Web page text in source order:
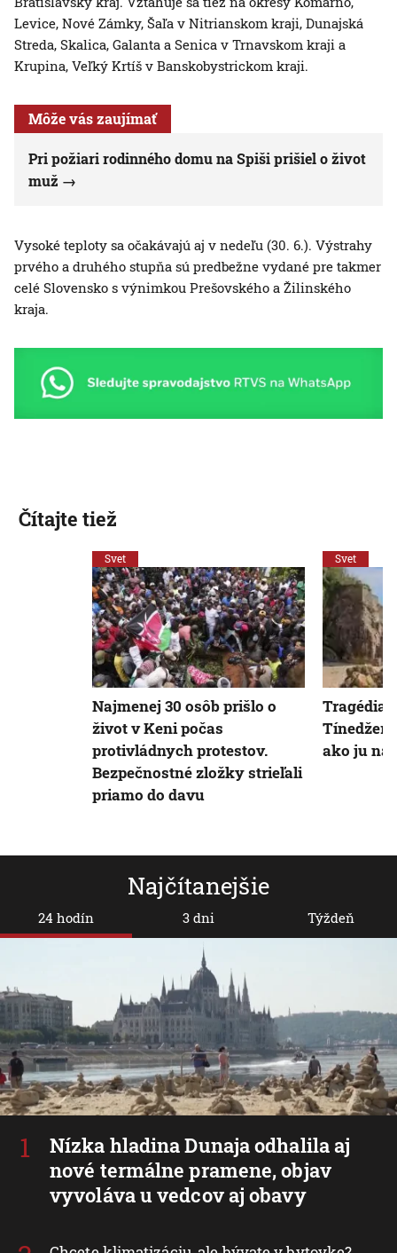
Levice, Nové Zámky, Šaľa v Nitrianskom kraji, Dunajská
Streda, Skalica, Galanta a Senica v Trnavskom kraji a
Krupina, Veľký Krtíš v Banskobystrickom kraji.
Môže vás zaujímať
Pri požiari rodinného domu na Spiši prišiel o život
muž
Vysoké teploty sa očakávajú aj v nedeľu (30. 6.). Výstrahy
prvého a druhého stupňa sú predbežne vydané pre takmer
celé Slovensko s výnimkou Prešovského a Žilinského
kraja.
Najčítanejšie
24 hodín
Nízka hladina Dunaja odhalila aj
nové termálne pramene, objav
vyvoláva u vedcov aj obavy
3 dni Týždeň
Čítajte tiež
Svet
Najmenej 30 osôb prišlo o
život v Keni počas
protivládnych protestov.
Bezpečnostné zložky strieľali
priamo do davu
Svet
Tragédia
ako ju na